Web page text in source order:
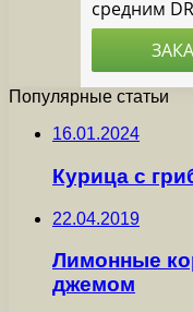
Популярные статьи
16.01.2024
Курица с
22.04.2019
Лимонные
джемом